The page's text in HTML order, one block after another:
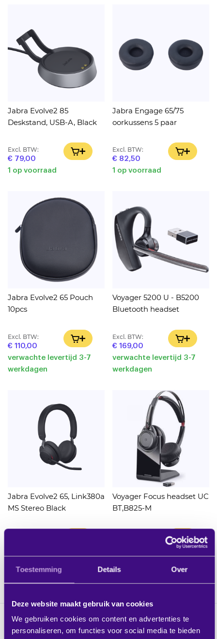
Toestemming Details Over
Deze website maakt gebruik van cookies
We gebruiken cookies om content en advertenties te
personaliseren, om functies voor social media te bieden
Jabra Evolve2 85
Deskstand, USB-A, Black
Excl. BTW:
€ 79,00
IN WINKELWAGEN
1 op voorraad
Jabra Engage 65/75
oorkussens 5 paar
Excl. BTW:
€ 82,50
IN
1 op voorraad
Jabra Evolve2 65 Pouch
10pcs
Excl. BTW:
€ 110,00
IN WINKELWAGEN
verwachte levertijd 3-7
werkdagen
Voyager 5200 U - B5200
Bluetooth headset
Excl. BTW:
€ 169,00
IN
verwachte levertijd 3-7
werkdagen
Jabra Evolve2 65, Link380a
MS Stereo Black
verwachte levertijd 3-7
werkdagen
Voyager Focus headset UC
BT,B825-M
IN
verwachte levertijd 3-7
werkdagen
Voordelen gebruik headset